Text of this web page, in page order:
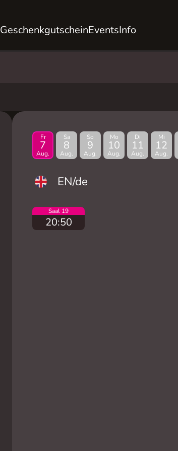
GeschenkgutscheinEventsInfo
Fr
7
Aug.
Sa
8
Aug.
So
9
Aug.
Mo
10
Aug.
Di
11
Aug.
Mi
12
Aug.
EN/de
Saal 19
20:50